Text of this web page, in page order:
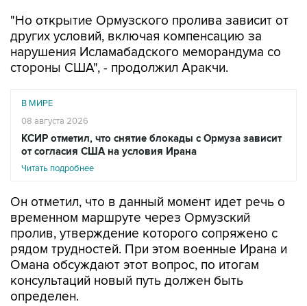
"Но открытие Ормузского пролива зависит от
других условий, включая компенсацию за
нарушения Исламабадского меморандума со
стороны США", - продолжил Аракчи.
В МИРЕ
08 августа 2026
КСИР отметил, что снятие блокады с Ормуза зависит
от согласия США на условия Ирана
Читать подробнее
Он отметил, что в данный момент идет речь о
временном маршруте через Ормузский
пролив, утверждение которого сопряжено с
рядом трудностей. При этом военные Ирана и
Омана обсуждают этот вопрос, по итогам
консультаций новый путь должен быть
определен.